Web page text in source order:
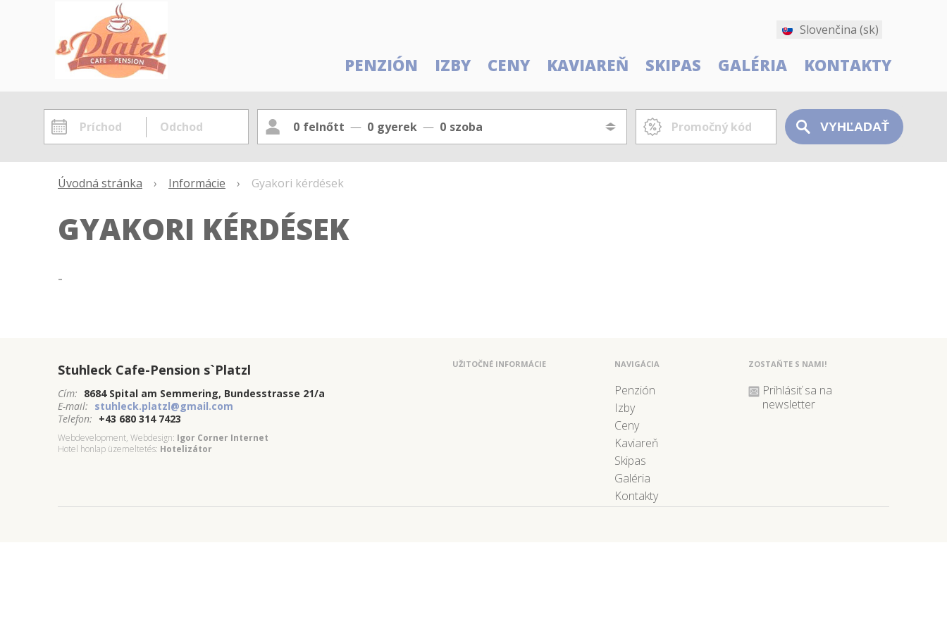
Slovenčina (sk)
PENZIÓN IZBY CENY KAVIAREŇ SKIPAS GALÉRIA KONTAKTY
0 felnőtt 0 gyerek 0 szoba
Úvodná stránka › Informácie › Gyakori kérdések
GYAKORI KÉRDÉSEK
-
Stuhleck Cafe-Pension s`Platzl
Cím: 8684 Spital am Semmering, Bundesstrasse 21/a
E-mail: stuhleck.platzl@gmail.com
Telefon: +43 680 314 7423
Webdevelopment, Webdesign: Igor Corner Internet
Hotel honlap üzemeltetés: Hotelizátor
UŽITOČNÉ INFORMÁCIE NAVIGÁCIA
Penzión
Izby
Ceny
Kaviareň
Skipas
Galéria
Kontakty
ZOSTAŇTE S NAMI!
Prihlásiť sa na
newsletter